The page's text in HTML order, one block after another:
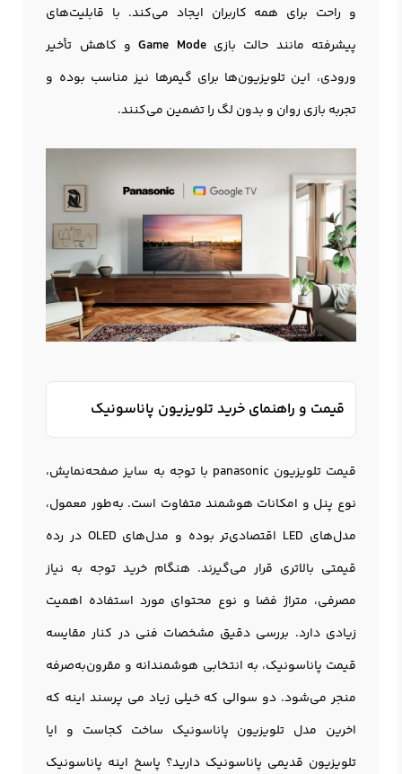
و راحت برای همه کاربران ایجاد می‌کند. با قابلیت‌های
پیشرفته مانند حالت بازیGame Modeو کاهش تأخیر
ورودی، این تلویزیون‌ها برای گیمرها نیز مناسب بوده و
تجربه بازی روان و بدون لگ را تضمین می‌کنند.
قیمت و راهنمای خرید تلویزیون پاناسونیک
قیمت تلویزیون panasonic با توجه به سایز صفحه‌نمایش،
نوع پنل و امکانات هوشمند متفاوت است. به‌طور معمول،
مدل‌های LED اقتصادی‌تر بوده و مدل‌های OLED در رده
قیمتی بالاتری قرار می‌گیرند. هنگام خرید توجه به نیاز
مصرفی، متراژ فضا و نوع محتوای مورد استفاده اهمیت
زیادی دارد. بررسی دقیق مشخصات فنی در کنار مقایسه
قیمت پاناسونیک، به انتخابی هوشمندانه و مقرون‌به‌صرفه
منجر می‌شود. دو سوالی که خیلی زیاد می پرسند اینه که
اخرین مدل تلویزیون پاناسونیک ساخت کجاست و ایا
تلویزیون قدیمی پاناسونیک دارید؟ پاسخ اینه پاناسونیک